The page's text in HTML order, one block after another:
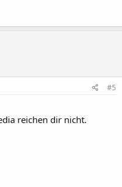
war, wurden auch die
verwendet, aber das war
#5
reichen dir nicht.